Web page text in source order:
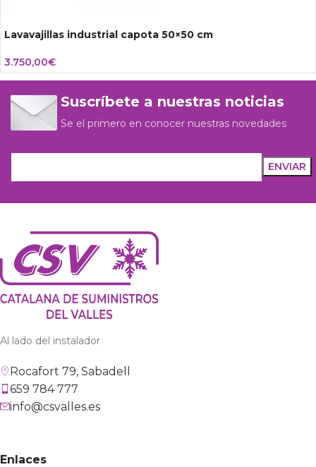
Lavavajillas industrial capota 50×50 cm
3.750,00€
Suscríbete a nuestras noticias
Se el primero en conocer nuestras novedades
Al lado del instalador
Rocafort 79, Sabadell
659 784 777
info@csvalles.es
Enlaces